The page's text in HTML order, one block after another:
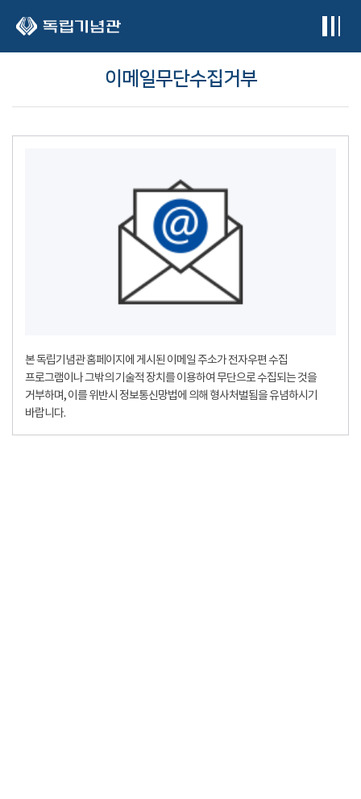
이메일무단수집거부
본 독립기념관 홈페이지에 게시된 이메일 주소가 전자우편 수집
프로그램이나 그밖의 기술적 장치를 이용하여 무단으로 수집되는 것을
거부하며, 이를 위반시 정보통신망법에 의해 형사처벌됨을 유념하시기
바랍니다.